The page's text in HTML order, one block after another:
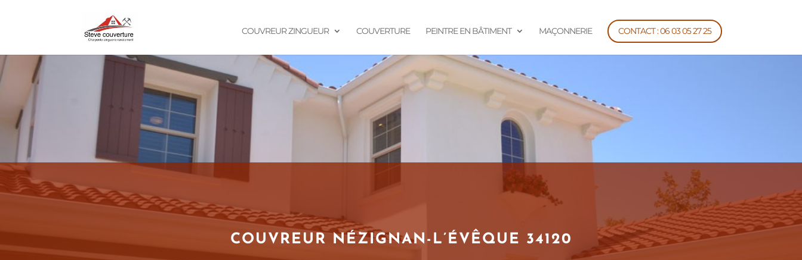
COUVREUR ZINGUEUR COUVERTURE PEINTRE EN BÂTIMENT MAÇONNERIE CONTACT : 06 03 05 27 25
COUVREUR NÉZIGNAN-L’ÉVÊQUE 34120